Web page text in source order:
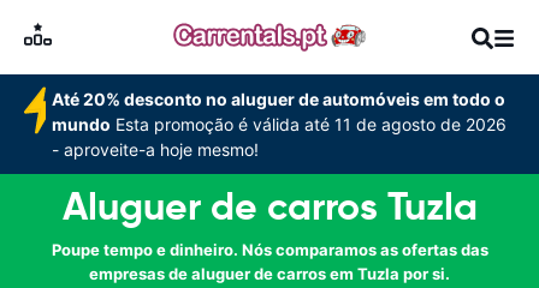
Até 20% desconto no aluguer de automóveis em todo o
mundo Esta promoção é válida até 11 de agosto de 2026
- aproveite-a hoje mesmo!
Aluguer de carros Tuzla
Poupe tempo e dinheiro. Nós comparamos as ofertas das
empresas de aluguer de carros em Tuzla por si.